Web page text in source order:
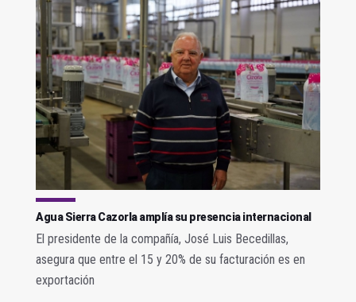
Agua Sierra Cazorla amplía su presencia internacional
El presidente de la compañía, José Luis Becedillas,
asegura que entre el 15 y 20% de su facturación es en
exportación